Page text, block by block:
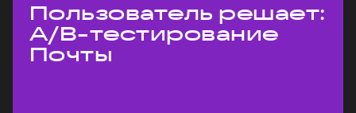
Пользователь решает:
A/B-тестирование
Почты